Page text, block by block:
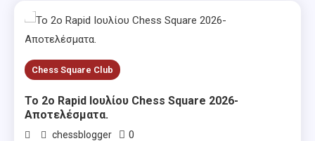
Chess Square Club
Το 2ο Rapid Ιουλίου Chess Square 2026-
Αποτελέσματα.
chessblogger 0